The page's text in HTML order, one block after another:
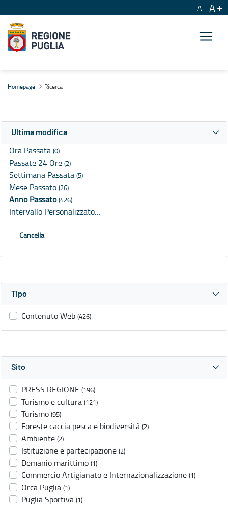
A A
Homepage Ricerca
Ultima modifica
Ora Passata (0)
Passate 24 Ore (2)
Settimana Passata (5)
Mese Passato (26)
Anno Passato(426)
Intervallo Personalizzato…
Cancella
Tipo
Contenuto Web (426)
Sito
PRESS REGIONE (196)
Turismo e cultura (121)
Turismo (95)
Foreste caccia pesca e biodiversità (2)
Ambiente (2)
Istituzione e partecipazione (2)
Demanio marittimo (1)
Commercio Artigianato e Internazionalizzazione (1)
Orca Puglia (1)
Puglia Sportiva (1)